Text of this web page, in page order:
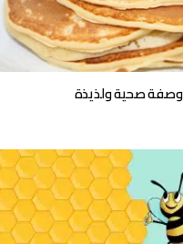
وصفة صحية ولذيذة